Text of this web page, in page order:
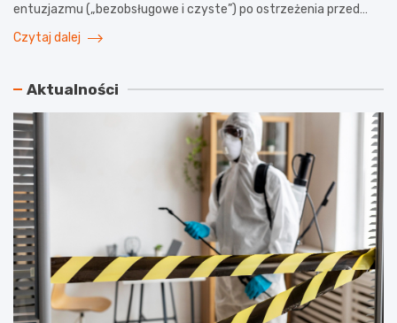
entuzjazmu („bezobsługowe i czyste”) po ostrzeżenia przed…
Czytaj dalej
Aktualności